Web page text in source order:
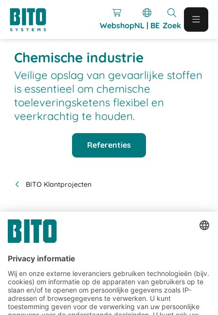
WebshopNL | BE Zoek
Chemische industrie
Veilige opslag van gevaarlijke stoffen
is essentieel om chemische
toeleveringsketens flexibel en
veerkrachtig te houden.
Referenties
BITO Klantprojecten
BITO-projecten gerealiseerd in
de chemische industrie
Meld u nu aan voor de BITO-
nieuwsbrief: